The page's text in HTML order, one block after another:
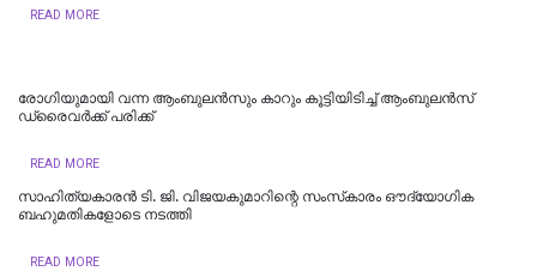
READ MORE
രോഗിയുമായി വന്ന ആംബുലൻസും കാറും കൂട്ടിയിടിച്ച് ആംബുലൻസ്
ഡ്രൈവർക്ക് പരിക്ക്
READ MORE
സാഹിത്യകാരൻ ടി. ജി. വിജയകുമാറിന്റെ സംസ്‌കാരം ഔദ്യോഗിക
ബഹുമതികളോടെ നടത്തി
READ MORE